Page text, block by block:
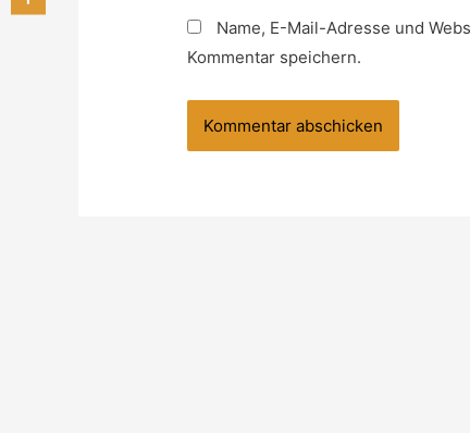
Name, E-Mail-Adresse und
Kommentar speichern.